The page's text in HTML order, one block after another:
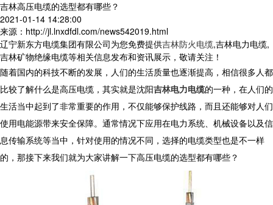
吉林高压电缆的选型都有哪些？
2021-01-14 14:28:00
来源：http://jl.lnxdfdl.com/news542019.html
辽宁新东方电缆集团有限公司为您免费提供吉林防火电缆,吉林电力电缆,
吉林矿物绝缘电缆等相关信息发布和资讯展示，敬请关注！
随着国内的科技不断的发展，人们的生活质量也逐渐提高，相信很多人都
比较了解什么是高压电缆，其实就是沈阳吉林电力电缆的一种，在人们的
生活当中起到了非常重要的作用，不仅能够保护线路，而且还能够对人们
使用电能源带来安全保障。通常情况下应用在电力系统、机械设备以及信
息传输系统等当中，针对使用的情况不同，选择的电缆类型也是不一样
的，那接下来我们就为大家讲解一下高压电缆的选型都有哪些？